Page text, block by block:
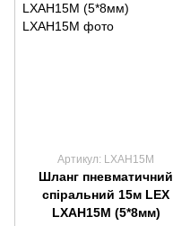
Артикул: LXAH15M
Шланг пневматичний
спіральний 15м LEX
LXAH15M (5*8мм)